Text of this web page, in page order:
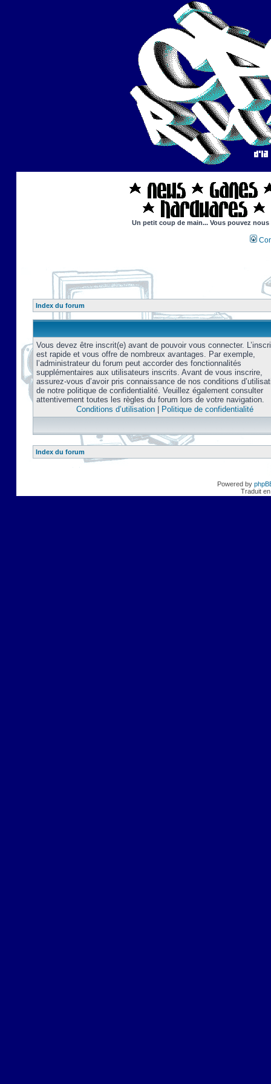
Un petit coup de main... Vous pouvez
Index du forum
Vous devez être inscrit(e) avant de pouvoir vous connecter.
est rapide et vous offre de nombreux avantages. Par exemple,
l’administrateur du forum peut accorder des fonctionnalités
supplémentaires aux utilisateurs inscrits. Avant de vous inscrire,
assurez-vous d’avoir pris connaissance de nos conditions
de notre politique de confidentialité. Veuillez également consulter
attentivement toutes les règles du forum lors de votre navigation.
Conditions d’utilisation| Politique de confidentialité
Index du forum
Powered by
Traduit